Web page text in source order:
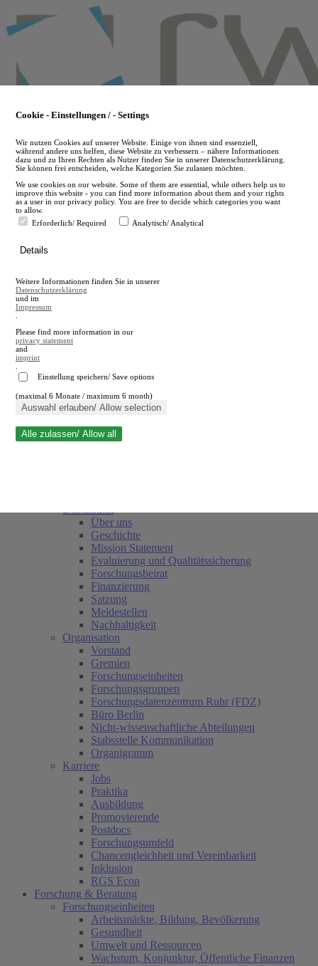
to
main
en
A
A
Suche schließen
Über uns
Geschichte
Mission Statement
Evaluierung und Qualitätssicherung
Forschungsbeirat
Finanzierung
Satzung
Meldestellen
Nachhaltigkeit
Organisation
Vorstand
Gremien
Forschungseinheiten
Forschungsgruppen
Forschungsdatenzentrum Ruhr (FDZ)
Büro Berlin
Nicht-wissenschaftliche Abteilungen
Stabsstelle Kommunikation
Organigramm
Karriere
Jobs
Praktika
Ausbildung
Promovierende
Postdocs
Forschungsumfeld
Chancengleichheit und Vereinbarkeit
Inklusion
RGS Econ
Forschung & Beratung
Forschungseinheiten
Arbeitsmärkte, Bildung, Bevölkerung
Gesundheit
Umwelt und Ressourcen
Wachstum, Konjunktur, Öffentliche Finanzen
Cookie - Einstellungen / - Settings
Wir nutzen Cookies auf unserer Website. Einige von ihnen sind essenziell,
während andere uns helfen, diese Website zu verbessern – nähere Informationen
dazu und zu Ihren Rechten als Nutzer finden Sie in unserer Datenschutzerklärung.
Sie können frei entscheiden, welche Kategorien Sie zulassen möchten.
We use cookies on our website. Some of them are essential, while others help us to
improve this website - you can find more information about them and your rights
as a user in our privacy policy. You are free to decide which categories you want
to allow.
Erforderlich/ Required
Analytisch/ Analytical
Details
Weitere Informationen finden Sie in unserer
Datenschutzerklärung
und im
Impressum
Please find more information in our
privacy statement
and
imprint
Einstellung speichern/ Save options
(maximal 6 Monate / maximum 6 month)
Auswahl erlauben/ Allow selection
Alle zulassen/ Allow all